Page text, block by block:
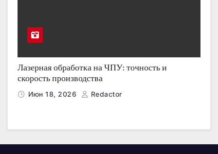
Лазерная обработка на ЧПУ: точность и
скорость производства
Июн 18, 2026 Redactor